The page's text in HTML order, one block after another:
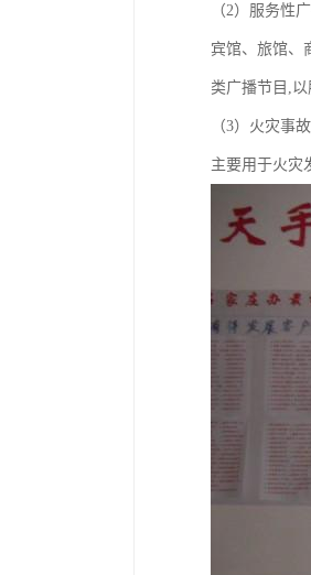
（2）服务性
宾馆、旅馆、
类广播节目,
（3）火灾事
主要用于火灾